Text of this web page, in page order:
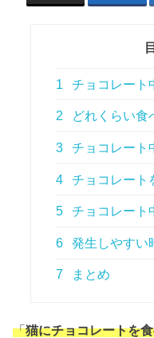
1 チョコレート
2 どれくらい食
3 チョコレート
4 チョコレート
5 チョコレート
6 発生しやすい
7 まとめ
「猫にチョコレートを